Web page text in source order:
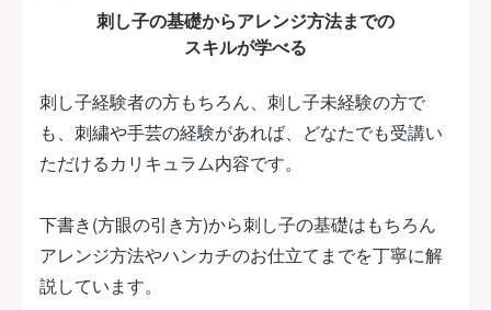
刺し子の基礎からアレンジ方法までの
スキルが学べる
刺し子経験者の方もちろん、刺し子未経験の方で
も、刺繍や手芸の経験があれば、どなたでも受講い
ただけるカリキュラム内容です。
下書き(方眼の引き方)から刺し子の基礎はもちろん
アレンジ方法やハンカチのお仕立てまでを丁寧に解
説しています。